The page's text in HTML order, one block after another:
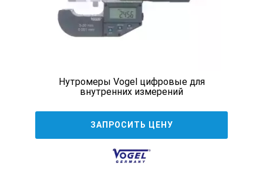
Нутромеры Vogel цифровые для
внутренних измерений
ЗАПРОСИТЬ ЦЕНУ